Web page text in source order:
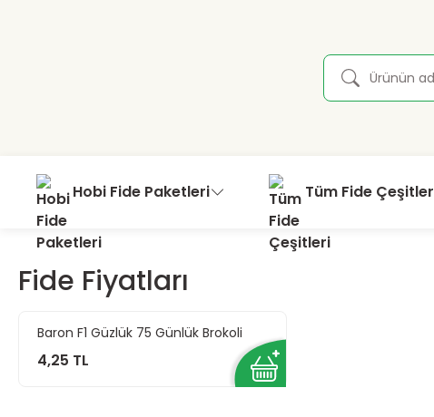
Hobi Fide Paketleri Tüm Fide
Fide Fiyatları
Baron F1 Güzlük 75 Günlük Brokoli
Fidesi
4,25 TL